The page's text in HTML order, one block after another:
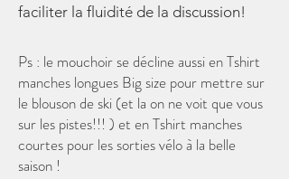
faciliter la fluidité de la discussion!
Ps : le mouchoir se décline aussi en Tshirt
manches longues Big size pour mettre sur
le blouson de ski (et la on ne voit que vous
sur les pistes!!! ) et en Tshirt manches
courtes pour les sorties vélo à la belle
saison !